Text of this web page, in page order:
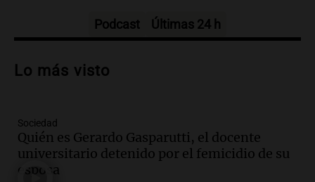
Audio.Debate en el Senado y protesta
Privada.
Audio.
la ley de Propiedad Privada debatida en
el Senado.
Viva la Radio Rosario
Podcast Últimas 24 h
Lo más visto
Sociedad
Quién es Gerardo Gasparutti, el docente
universitario detenido por el femicidio de su
esposa